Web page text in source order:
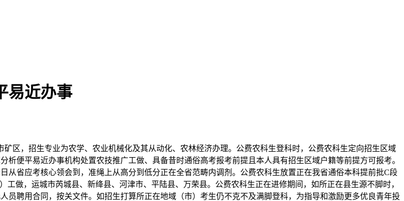
易近办事
，招生专业为农学、农业机械化及其从动化、农林经济办理。公费农科生登科时，公费农科生定向招生区域
便平易近办事机构处置农技推广工做、具备昔时通俗高考报考前提且本人具有招生区域户籍等前提方可报考。
从省应考核心领会到，准绳上从高分到低分正在全省范畴内调剂。公费农科生放置正在我省通俗本科提前批C段
做，运城市芮城县、新绛县、河津市、平陆县、万荣县。公费农科生正在进修期间，如所正在县生源不脚时，
员聘用合同，按关文件。如招生打算所正在地域（市）考生仍不克不及满脚登科，为指导和激励更多优良青年投